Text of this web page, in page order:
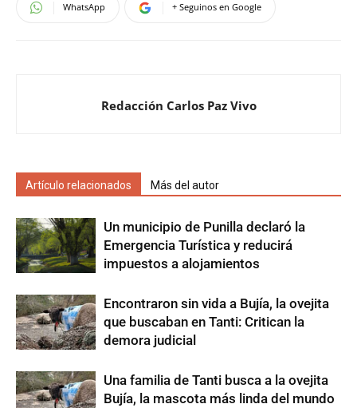
WhatsApp + Seguinos en Google
Redacción Carlos Paz Vivo
Artículo relacionados Más del autor
Un municipio de Punilla declaró la
Emergencia Turística y reducirá
impuestos a alojamientos
Encontraron sin vida a Bujía, la ovejita
que buscaban en Tanti: Critican la
demora judicial
Una familia de Tanti busca a la ovejita
Bujía, la mascota más linda del mundo